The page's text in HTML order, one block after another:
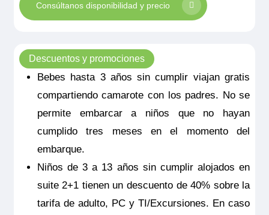
Consúltanos disponibilidad y precio
Descuentos y promociones
Bebes hasta 3 años sin cumplir viajan gratis
compartiendo camarote con los padres. No se
permite embarcar a niños que no hayan
cumplido tres meses en el momento del
embarque.
Niños de 3 a 13 años sin cumplir alojados en
suite 2+1 tienen un descuento de 40% sobre la
tarifa de adulto, PC y TI/Excursiones. En caso